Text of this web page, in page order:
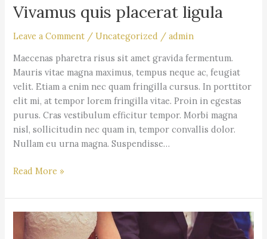
Vivamus quis placerat ligula
Leave a Comment /Uncategorized /admin
Maecenas pharetra risus sit amet gravida fermentum.
Mauris vitae magna maximus, tempus neque ac, feugiat
velit. Etiam a enim nec quam fringilla cursus. In porttitor
elit mi, at tempor lorem fringilla vitae. Proin in egestas
purus. Cras vestibulum efficitur tempor. Morbi magna
nisl, sollicitudin nec quam in, tempor convallis dolor.
Nullam eu urna magna. Suspendisse…
Read More »
Praesent
fringilla